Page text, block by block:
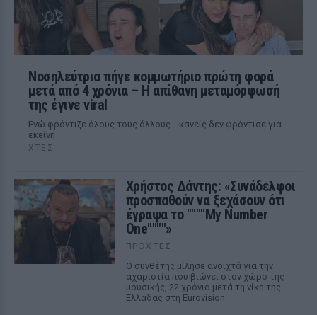
Νοσηλεύτρια πήγε κομμωτήριο πρώτη φορά
μετά από 4 χρόνια – Η απίθανη μεταμόρφωσή
της έγινε viral
Ενώ φρόντιζε όλους τους άλλους... κανείς δεν φρόντισε για
εκείνη
ΧΤΕΣ
Χρήστος Δάντης: «Συνάδελφοι
προσπαθούν να ξεχάσουν ότι
έγραψα το """"My Number
One""""»
ΠΡΟΧΤΈΣ
Ο συνθέτης μίλησε ανοιχτά για την
αχαριστία που βιώνει στον χώρο της
μουσικής, 22 χρόνια μετά τη νίκη της
Ελλάδας στη Eurovision.